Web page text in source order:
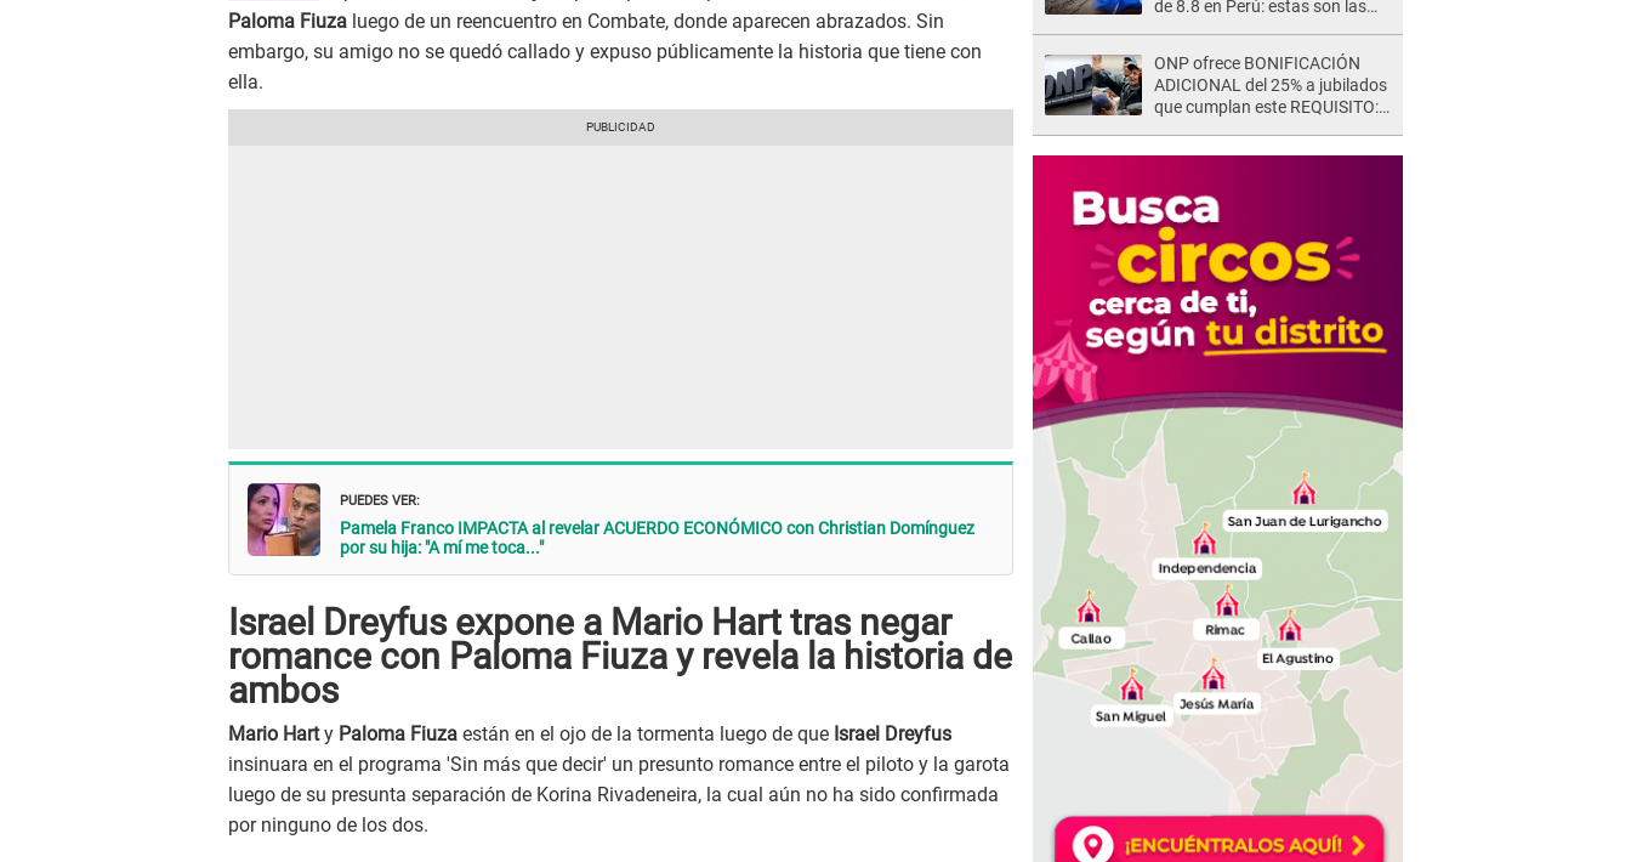
Paloma Fiuza luego de un reencuentro en Combate, donde aparecen abrazados. Sin
embargo, su amigo no se quedó callado y expuso públicamente la historia que tiene con
ella.
PUEDES VER:
Pamela Franco IMPACTA al revelar ACUERDO ECONÓMICO con Christian Domínguez
por su hija: "A mí me toca..."
Israel Dreyfus expone a Mario Hart tras negar
romance con Paloma Fiuza y revela la historia de
ambos
Mario Harty Paloma Fiuza están en el ojo de la tormenta luego de que Israel Dreyfus
insinuara en el programa 'Sin más que decir' un presunto romance entre el piloto y la garota
luego de su presunta separación de Korina Rivadeneira, la cual aún no ha sido confirmada
por ninguno de los dos.
de 8.8 en Perú: estas son las
ONP ofrece BONIFICACIÓN
ADICIONAL del 25% a jubilados
que cumplan este REQUISITO: